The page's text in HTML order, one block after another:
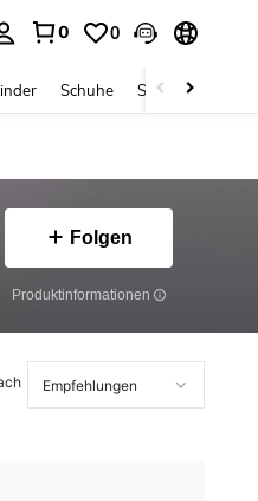
0 0
Schuhe Schmuck &
Folgen
Produktinformationen